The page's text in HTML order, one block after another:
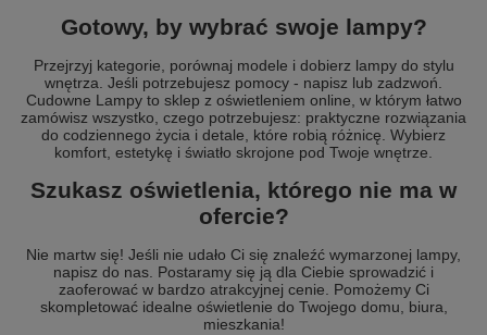
Gotowy, by wybrać swoje lampy?
Przejrzyj kategorie, porównaj modele i dobierz lampy do stylu
wnętrza. Jeśli potrzebujesz pomocy - napisz lub zadzwoń.
Cudowne Lampy to sklep z oświetleniem online, w którym łatwo
zamówisz wszystko, czego potrzebujesz: praktyczne rozwiązania
do codziennego życia i detale, które robią różnicę. Wybierz
komfort, estetykę i światło skrojone pod Twoje wnętrze.
Szukasz oświetlenia, którego nie ma w
ofercie?
Nie martw się! Jeśli nie udało Ci się znaleźć wymarzonej lampy,
napisz do nas. Postaramy się ją dla Ciebie sprowadzić i
zaoferować w bardzo atrakcyjnej cenie. Pomożemy Ci
skompletować idealne oświetlenie do Twojego domu, biura,
mieszkania!